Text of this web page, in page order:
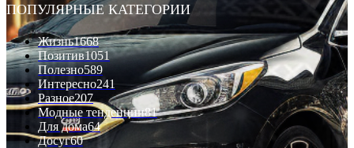
ПОПУЛЯРНЫЕ КАТЕГОРИИ
Жизнь1668
Позитив1051
Полезно589
Интересно241
Разное207
Модные тенденции81
Для дома64
Досуг60